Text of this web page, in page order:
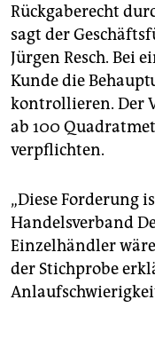
Rückgaberecht
sagt der
Jürgen Resch. Bei
Kunde die
kontrollieren. Der
ab 100
verpflichten.
„Diese Forderung
Handelsverband
Einzelhändler
der Stichprobe